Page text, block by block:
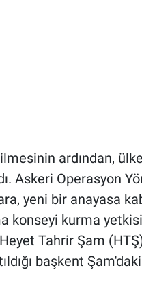
ardından,
Askeri Operasyon
yeni bir anayasa
konseyi kurma
Tahrir Şam
başkent